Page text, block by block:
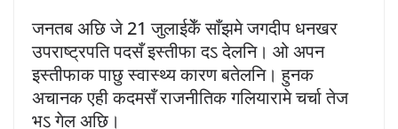
जनतब अछि जे 21 जुलाईकेँ साँझमे जगदीप धनखर
उपराष्ट्रपति पदसँ इस्तीफा दऽ देलनि। ओ अपन
इस्तीफाक पाछु स्वास्थ्य कारण बतेलनि। हुनक
अचानक एही कदमसँ राजनीतिक गलियारामे चर्चा तेज
भऽ गेल अछि।